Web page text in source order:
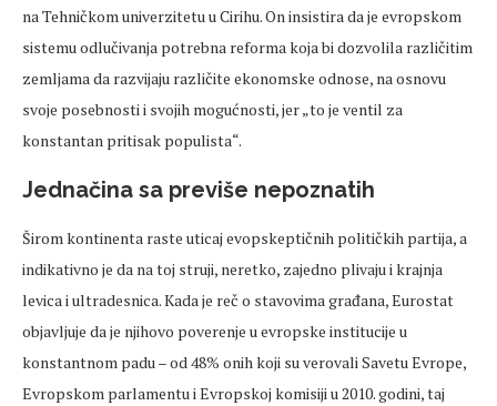
na Tehničkom univerzitetu u Cirihu. On insistira da je evropskom
sistemu odlučivanja potrebna reforma koja bi dozvolila različitim
zemljama da razvijaju različite ekonomske odnose, na osnovu
svoje posebnosti i svojih mogućnosti, jer „to je ventil za
konstantan pritisak populista“.
Jednačina sa previše nepoznatih
Širom kontinenta raste uticaj evopskeptičnih političkih partija, a
indikativno je da na toj struji, neretko, zajedno plivaju i krajnja
levica i ultradesnica. Kada je reč o stavovima građana, Eurostat
objavljuje da je njihovo poverenje u evropske institucije u
konstantnom padu – od 48% onih koji su verovali Savetu Evrope,
Evropskom parlamentu i Evropskoj komisiji u 2010. godini, taj